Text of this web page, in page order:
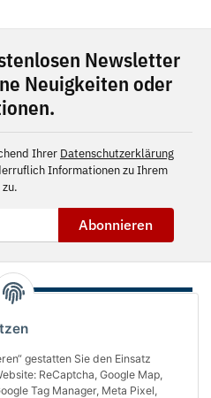
gestatten Sie den Einsatz
ReCaptcha, Google Map,
Tag Manager, Meta Pixel,
Newsletter
Neuigkeiten oder
Ihrer Datenschutzerklärung
Informationen zu Ihrem
Abonnieren